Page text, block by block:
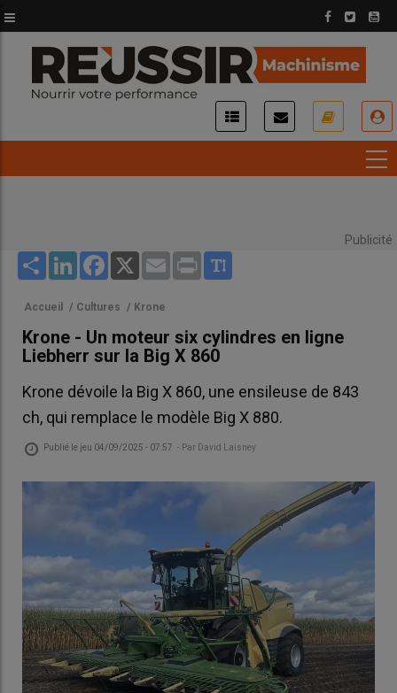
au
contenu
principal
Publicité
Share LinkedInFacebook
X Email Print
Accueil / Cultures / Krone
Krone - Un moteur six cylindres en ligne
Liebherr sur la Big X 860
Krone dévoile la Big X 860, une ensileuse de 843
ch, qui remplace le modèle Big X 880.
Publié le jeu 04/09/2025 - 07:57 - Par David Laisney